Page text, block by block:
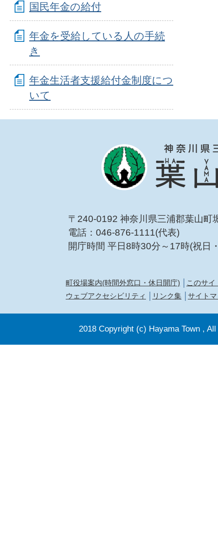
国民年金の給付
年金を受給している人の手続
き
年金生活者支援給付金制度につ
いて
〒240-0192 神奈川県三浦郡葉山町
電話：046-876-1111(代表)
開庁時間 平日8時30分～17時(祝日
町役場案内(時間外窓口・休日開庁)
このサイ
ウェブアクセシビリティ
リンク集 サイト
2018 Copyright (c) Hayama Town ,